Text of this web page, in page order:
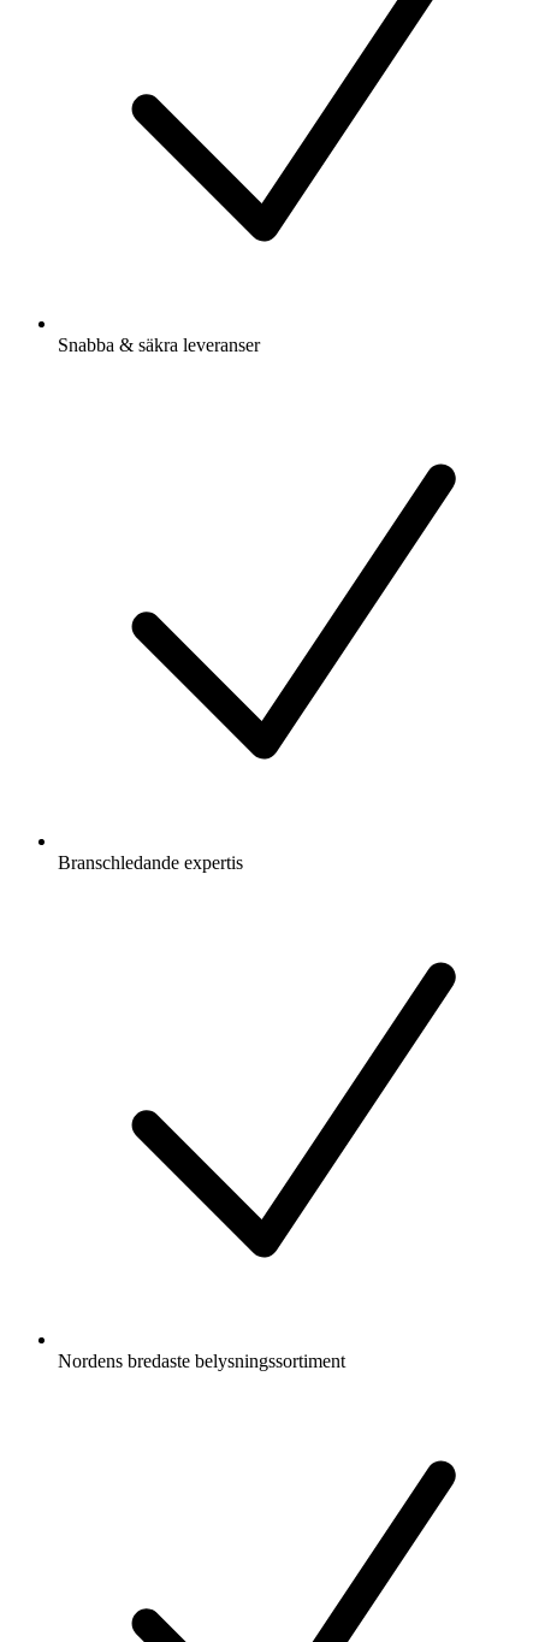
Snabba & säkra leveranser
Branschledande expertis
Nordens bredaste belysningssortiment